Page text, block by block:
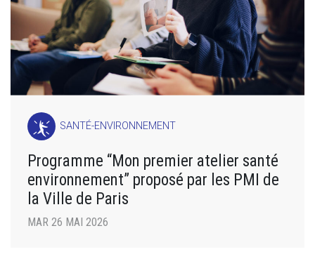
SANTÉ-ENVIRONNEMENT
Programme “Mon premier atelier santé
environnement” proposé par les PMI de
la Ville de Paris
MAR 26 MAI 2026